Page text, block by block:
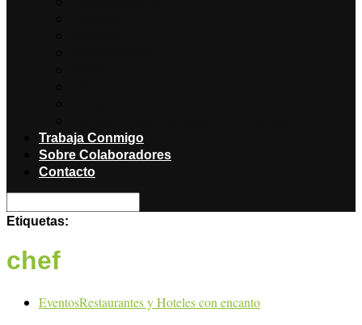
Trabaja Conmigo
Sobre Colaboradores
Contacto
Etiquetas:
chef
EventosRestaurantes y Hoteles con encanto